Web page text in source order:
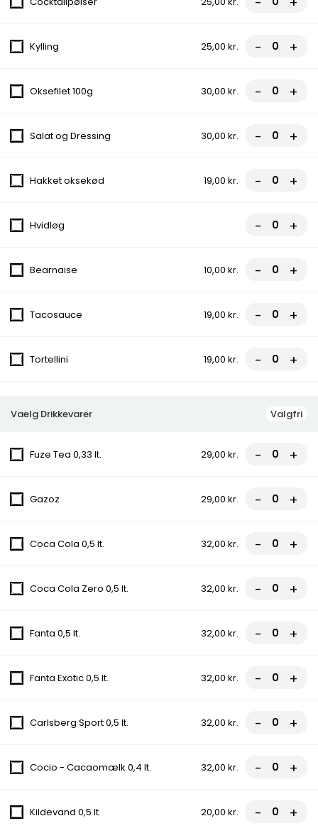
85,00 kr.
Pizza
Tomat, Ost
Tomat, Ost, Skinke
Tomat, Ost, Skinke, Champignon
fra 100,00 kr.
15. Napoli
fra
16. Hawaii
fra 95,00 kr.
17. Italiana
fra 95,00 kr.
18. O solo mio
fra 95,00 kr.
19. Roma
Kylling 25,00 kr. - +
Oksefilet 100g 30,00 kr. - +
Salat og Dressing 30,00 kr. - +
Hakket oksekød 19,00 kr. - +
Hvidløg - +
Bearnaise 10,00 kr. - +
Tacosauce 19,00 kr. - +
Tortellini 19,00 kr. - +
Vaelg Drikkevarer Valgfri
Fuze Tea 0,33 lt. 29,00 kr. - +
Gazoz 29,00 kr. - +
Coca Cola 0,5 lt. 32,00 kr. - +
Coca Cola Zero 0,5 lt. 32,00 kr. - +
Fanta 0,5 lt. 32,00 kr. - +
Fanta Exotic 0,5 lt. 32,00 kr. - +
Carlsberg Sport 0,5 lt. 32,00 kr. - +
Cocio - Cacaomælk 0,4 lt. 32,00 kr. - +
Kildevand 0,5 lt. 20,00 kr. - +